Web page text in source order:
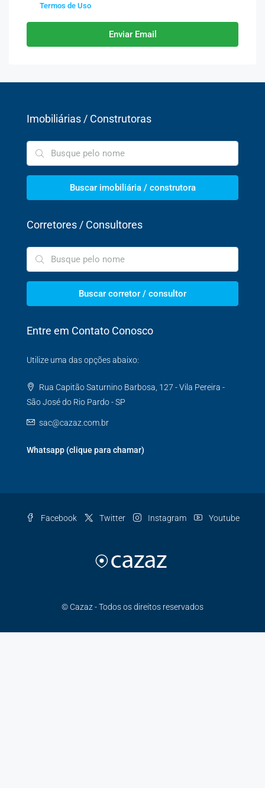
Termos de Uso
Enviar Email
Imobiliárias / Construtoras
Buscar imobiliária / construtora
Corretores / Consultores
Buscar corretor / consultor
Entre em Contato Conosco
Utilize uma das opções abaixo:
Rua Capitão Saturnino Barbosa, 127 - Vila Pereira -
São José do Rio Pardo - SP
sac@cazaz.com.br
Whatsapp (clique para chamar)
Facebook Twitter Instagram Youtube
© Cazaz - Todos os direitos reservados